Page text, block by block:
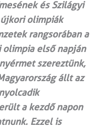
és Szilágyi
olimpiák
rangsorában a
első napján
szereztünk,
állt az
a kezdő napon
Ezzel is